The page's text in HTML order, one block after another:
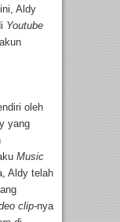
Aldy
Youtube
oleh
yang
Music
Aldy telah
clip-nya